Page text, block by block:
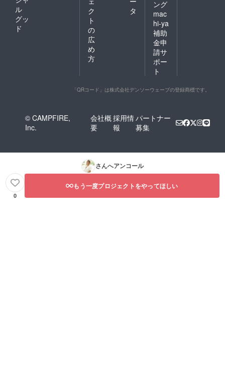
ル
グッ
ド
ク
ト
の
広
め
方
タ
ング
mac
hi-ya
補助
金申
請サ
ポー
ト
「QRコード」は株式会社デンソーウェーブの登録商標です。
© CAMPFIRE,
Inc.
会社概
要
採用情
報
パートナー
募集
さんへアンコール
0
もう一度プロジェクトをやってほしい